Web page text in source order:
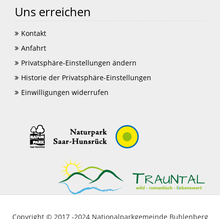
Uns erreichen
Kontakt
Anfahrt
Privatsphäre-Einstellungen ändern
Historie der Privatsphäre-Einstellungen
Einwilligungen widerrufen
Copyright © 2017 -2024 Nationalparkgemeinde Buhlenberg